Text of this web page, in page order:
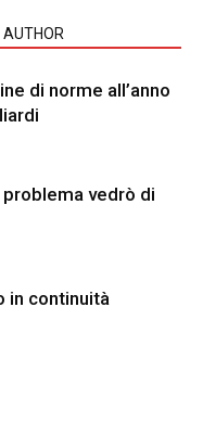
AUTHOR
di norme all’anno
problema vedrò di
in continuità